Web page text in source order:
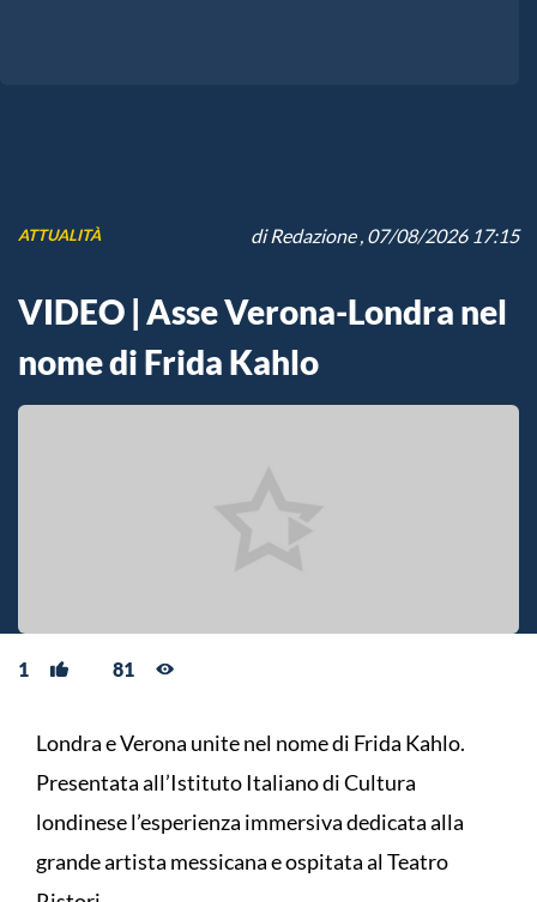
ATTUALITÀ diRedazione, 07/08/2026 17:15
VIDEO | Asse Verona-Londra nel
nome di Frida Kahlo
1 81
Londra e Verona unite nel nome di Frida Kahlo.
Presentata all’Istituto Italiano di Cultura
londinese l’esperienza immersiva dedicata alla
grande artista messicana e ospitata al Teatro